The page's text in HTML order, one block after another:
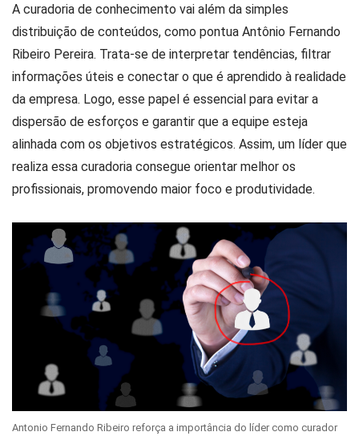
A curadoria de conhecimento vai além da simples
distribuição de conteúdos, como pontua Antônio Fernando
Ribeiro Pereira. Trata-se de interpretar tendências, filtrar
informações úteis e conectar o que é aprendido à realidade
da empresa. Logo, esse papel é essencial para evitar a
dispersão de esforços e garantir que a equipe esteja
alinhada com os objetivos estratégicos. Assim, um líder que
realiza essa curadoria consegue orientar melhor os
profissionais, promovendo maior foco e produtividade.
Antonio Fernando Ribeiro reforça a importância do líder como curador